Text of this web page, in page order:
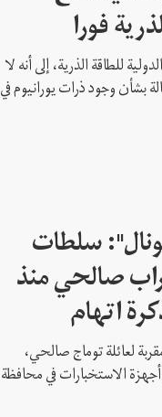
فورا
للطاقة الذرية، إلى أنه لا
بشأن وجود ذرات يورانيوم في
سلطات
صالحي منذ
اتهام
لعائلة توماج صالحي،
أجهزة الاستخبارات في محافظة